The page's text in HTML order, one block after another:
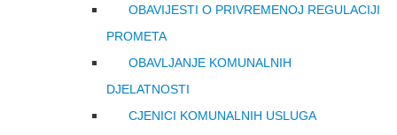
OBAVIJESTI O PRIVREMENOJ REGULACIJI
PROMETA
OBAVLJANJE KOMUNALNIH
DJELATNOSTI
CJENICI KOMUNALNIH USLUGA